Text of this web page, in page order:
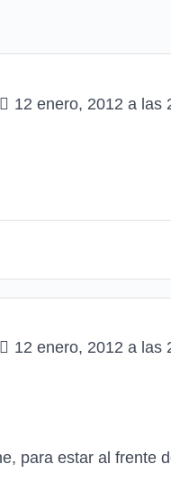
12 enero, 2012 a las
12 enero, 2012 a las
para estar al frente